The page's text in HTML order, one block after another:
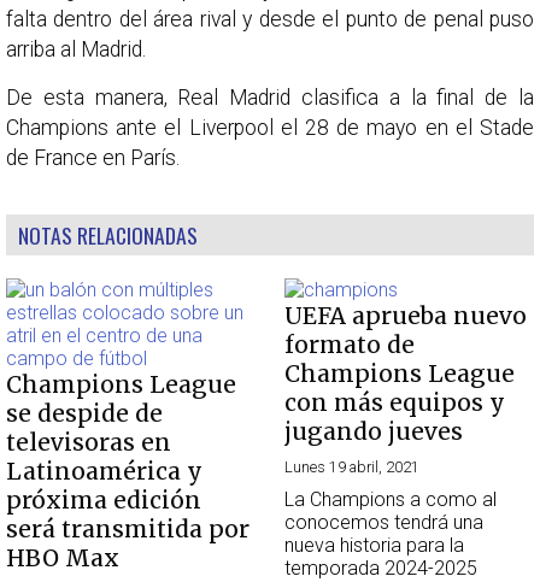
falta dentro del área rival y desde el punto de penal puso
arriba al Madrid.
De esta manera, Real Madrid clasifica a la final de la
Champions ante el Liverpool el 28 de mayo en el Stade
de France en París.
NOTAS RELACIONADAS
Champions League
se despide de
televisoras en
Latinoamérica y
próxima edición
será transmitida por
HBO Max
UEFA aprueba nuevo
formato de
Champions League
con más equipos y
jugando jueves
Lunes 19 abril, 2021
La Champions a como al
conocemos tendrá una
nueva historia para la
temporada 2024-2025